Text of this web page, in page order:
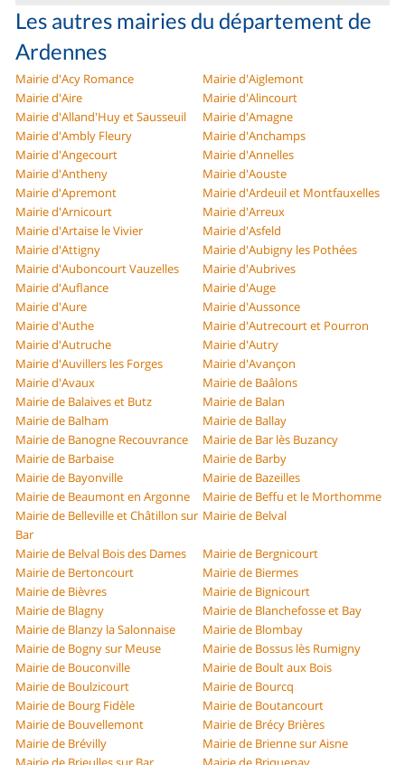
Les autres mairies du département de
Ardennes
Mairie d'Acy Romance
Mairie d'Aiglemont
Mairie d'Aire
Mairie d'Alincourt
Mairie d'Alland'Huy et Sausseuil
Mairie d'Amagne
Mairie d'Ambly Fleury
Mairie d'Anchamps
Mairie d'Angecourt
Mairie d'Annelles
Mairie d'Antheny
Mairie d'Aouste
Mairie d'Apremont
Mairie d'Ardeuil et Montfauxelles
Mairie d'Arnicourt
Mairie d'Arreux
Mairie d'Artaise le Vivier
Mairie d'Asfeld
Mairie d'Attigny
Mairie d'Aubigny les Pothées
Mairie d'Auboncourt Vauzelles
Mairie d'Aubrives
Mairie d'Auflance
Mairie d'Auge
Mairie d'Aure
Mairie d'Aussonce
Mairie d'Authe
Mairie d'Autrecourt et Pourron
Mairie d'Autruche
Mairie d'Autry
Mairie d'Auvillers les Forges
Mairie d'Avançon
Mairie d'Avaux
Mairie de Baâlons
Mairie de Balaives et Butz
Mairie de Balan
Mairie de Balham
Mairie de Ballay
Mairie de Banogne Recouvrance
Mairie de Bar lès Buzancy
Mairie de Barbaise
Mairie de Barby
Mairie de Bayonville
Mairie de Bazeilles
Mairie de Beaumont en Argonne
Mairie de Beffu et le Morthomme
Mairie de Belleville et Châtillon sur
Bar
Mairie de Belval
Mairie de Belval Bois des Dames
Mairie de Bergnicourt
Mairie de Bertoncourt
Mairie de Biermes
Mairie de Bièvres
Mairie de Bignicourt
Mairie de Blagny
Mairie de Blanchefosse et Bay
Mairie de Blanzy la Salonnaise
Mairie de Blombay
Mairie de Bogny sur Meuse
Mairie de Bossus lès Rumigny
Mairie de Bouconville
Mairie de Boult aux Bois
Mairie de Boulzicourt
Mairie de Bourcq
Mairie de Bourg Fidèle
Mairie de Boutancourt
Mairie de Bouvellemont
Mairie de Brécy Brières
Mairie de Brévilly
Mairie de Brienne sur Aisne